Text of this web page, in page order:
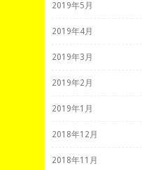
2019年5月
2019年4月
2019年3月
2019年2月
2019年1月
2018年12月
2018年11月